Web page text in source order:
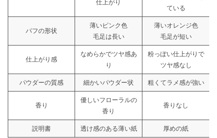
仕上がり
ている
パフの形状
薄いピンク色
毛足は長い
薄いオレンジ色
毛足が短い
仕上がり感
なめらかでツヤ感あ
り
粉っぽい仕上がりで
ツヤ感なし
パウダーの質感 細かいパウダー状 粗くてラメ感が強い
香り
優しいフローラルの
香り
香りなし
説明書 透け感のある薄い紙 厚めの紙